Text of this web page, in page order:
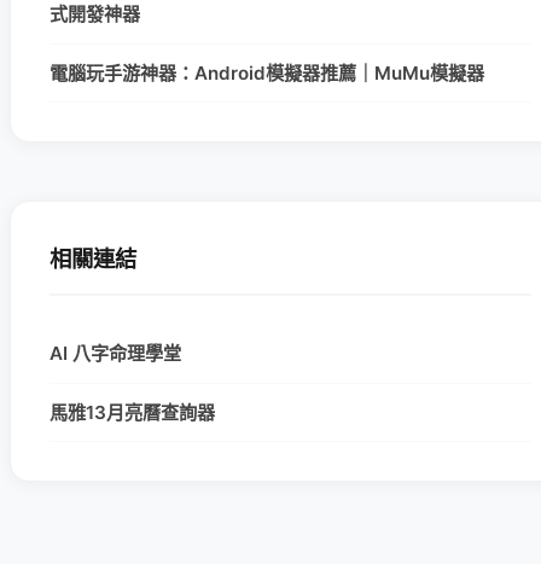
式開發神器
電腦玩手游神器：Android模擬器推薦｜MuMu模擬器
相關連結
AI 八字命理學堂
馬雅13月亮曆查詢器